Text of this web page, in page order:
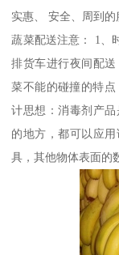
实惠、 安全、周到的
蔬菜配送注意： 1、
排货车进行夜间配
菜不能的碰撞的特
计思想：消毒剂产
的地方，都可以应
具，其他物体表面的